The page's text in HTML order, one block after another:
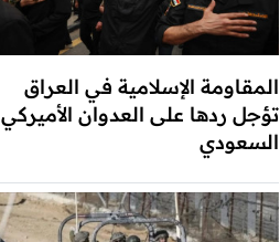
المقاومة الإسلامية في العراق
تؤجل ردها على العدوان الأميركي
السعودي